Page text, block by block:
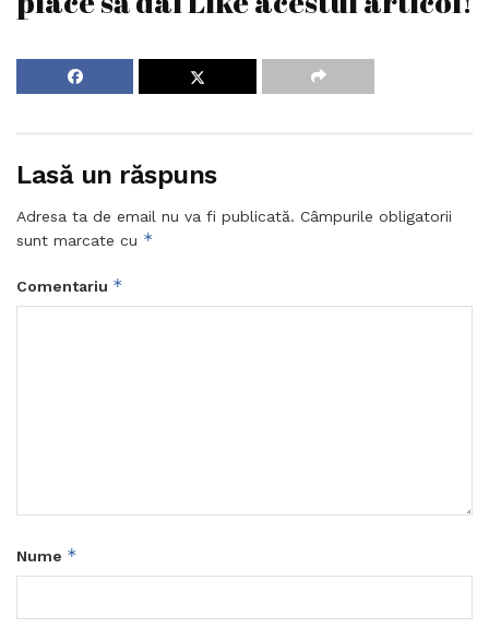
Lasă un răspuns
Adresa ta de email nu va fi publicată. Câmpurile obligatorii
sunt marcate cu *
Comentariu *
Nume *